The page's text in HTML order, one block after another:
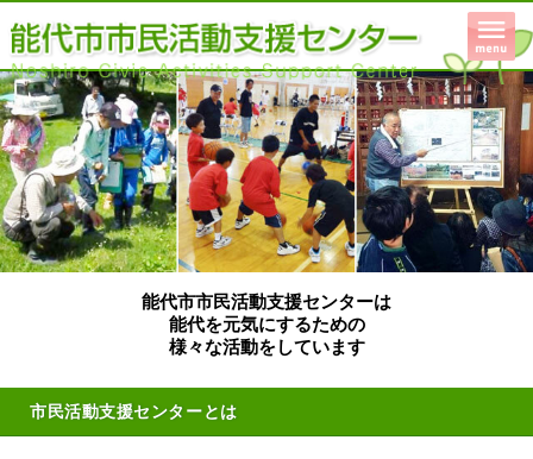
能代市市民活動支援センターは
能代を元気にするための
様々な活動をしています
市民活動支援センターとは